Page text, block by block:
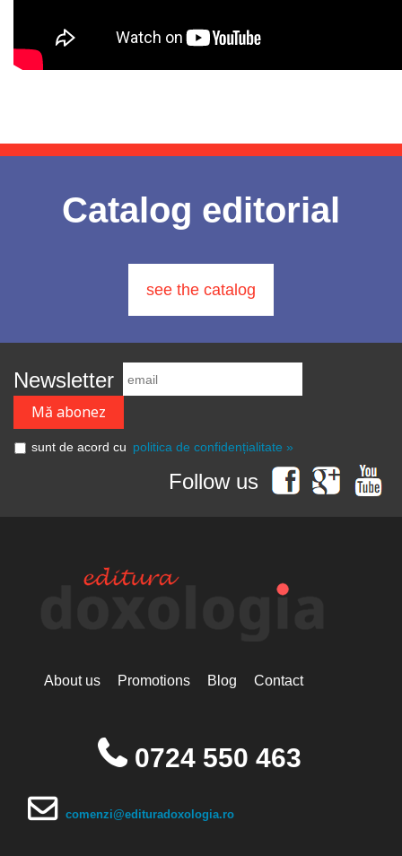
Catalog editorial
see the catalog
Newsletter
sunt de acord cu politica de confidențialitate »
Follow us
About us Promotions Blog Contact
0724 550 463
comenzi@edituradoxologia.ro